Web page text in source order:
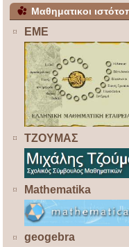
Μαθηματικοι
ΕΜΕ
ΤΖΟΥΜΑΣ
Mathematika
geogebra